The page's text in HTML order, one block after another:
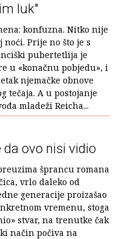
luk"
konfuzna. Nitko nije
noći. Prije no što je s
pubertetlija je
u «konačnu pobjedu», i
njemačke obnove
tečaja. A u postojanje
mladeži Reicha...
da ovo nisi vidio
šprancu romana
vrlo daleko od
generacije proizašao
vremenu, stoga
stvar, na trenutke čak
način počiva na